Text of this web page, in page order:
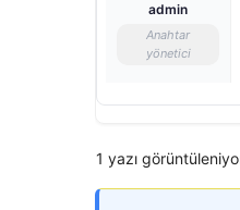
admin
Anahtar
yönetici
1 yazı